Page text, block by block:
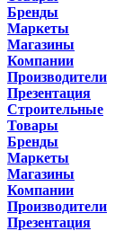
Бренды
Маркеты
Магазины
Компании
Производители
Презентация
Строительные
Товары
Бренды
Маркеты
Магазины
Компании
Производители
Презентация